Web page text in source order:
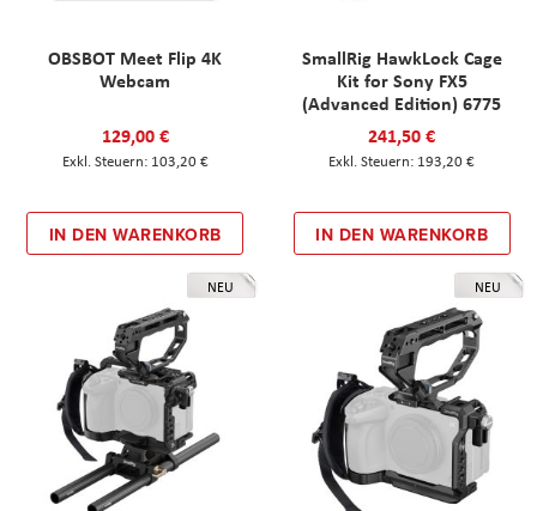
OBSBOT Meet Flip 4K
Webcam
129,00 €
103,20 €
IN DEN WARENKORB
SmallRig HawkLock Cage
Kit for Sony FX5
(Advanced Edition) 6775
241,50 €
193,20 €
IN DEN WARENKORB
NEU NEU